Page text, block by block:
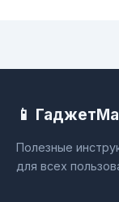
📱
Полезные
для всех